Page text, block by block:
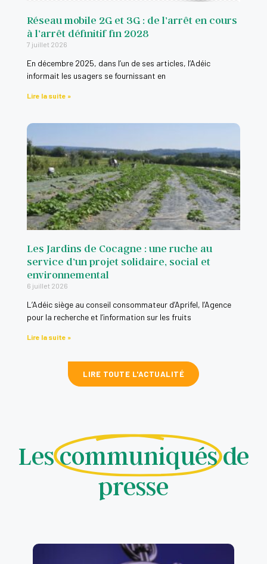
Quelles sont les précautions à prendre lors d'un
0:16
Internet : la résiliation aux torts du fournisseur
Recevoir un courrier d'un huissier ou d'une
Dans quels cas puis-je me rétracter ? 0:16
Le ping call 0:16
Que faire quand vous commandez un bien mais
Enseignement privé à distance: ce qu'il faut
La fin des plastiques à usage unique, c'est pour
Que faire lors de l'annulation par le 0:16
Agir contre le démarchage téléphonique
Réseau mobile 2G et 3G : de l’arrêt en cours
à l’arrêt définitif fin 2028
7 juillet 2026
En décembre 2025, dans l’un de ses articles, l’Adéic
informait les usagers se fournissant en
Lire la suite »
Les Jardins de Cocagne : une ruche au
service d’un projet solidaire, social et
environnemental
6 juillet 2026
L’Adéic siège au conseil consommateur d’Aprifel, l’Agence
pour la recherche et l’information sur les fruits
Lire la suite »
LIRE TOUTE L'ACTUALITÉ
Lescommuniqués de
presse